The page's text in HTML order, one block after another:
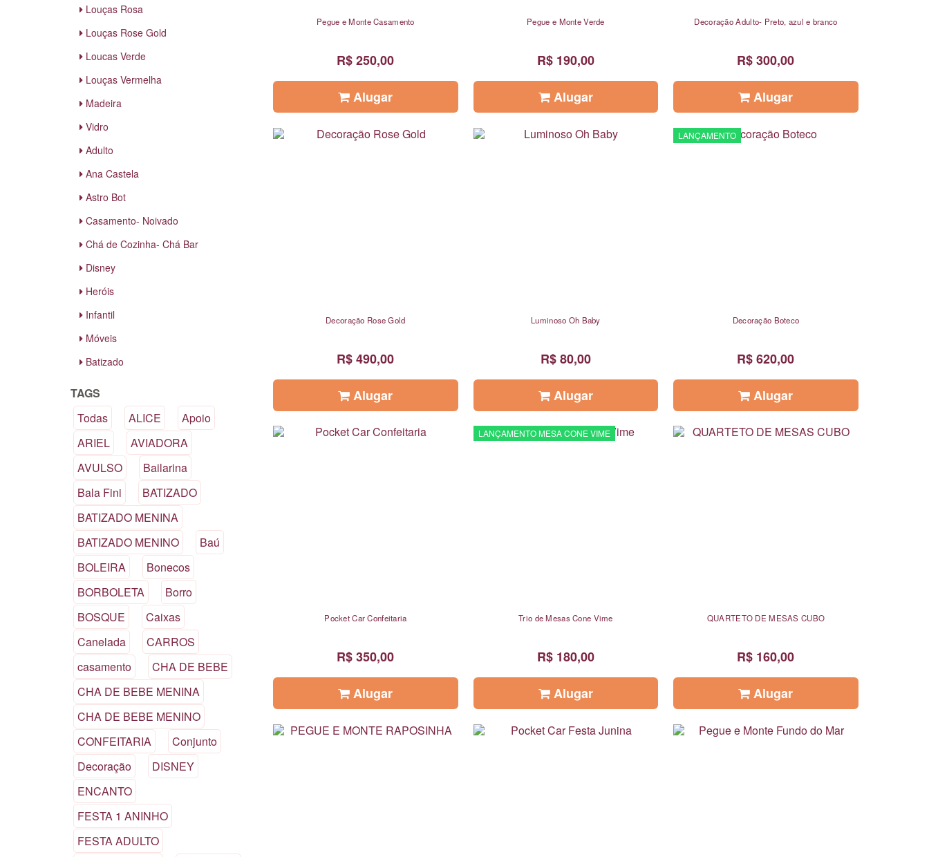
Louças Rosa
Louças Rose Gold
Loucas Verde
Louças Vermelha
Madeira
Vidro
Adulto
Ana Castela
Astro Bot
Casamento- Noivado
Chá de Cozinha- Chá Bar
Disney
Heróis
Infantil
Móveis
Batizado
TAGS
Todas
ALICE
Apoio
ARIEL
AVIADORA
AVULSO
Bailarina
Bala Fini
BATIZADO
BATIZADO MENINA
BATIZADO MENINO
Baú
BOLEIRA
Bonecos
BORBOLETA
Borro
BOSQUE
Caixas
Canelada
CARROS
casamento
CHA DE BEBE
CHA DE BEBE MENINA
CHA DE BEBE MENINO
CONFEITARIA
Conjunto
Decoração
DISNEY
ENCANTO
FESTA 1 ANINHO
FESTA ADULTO
Pegue e Monte Casamento
R$ 250,00
Alugar
Pegue e Monte Verde
R$ 190,00
Alugar
Decoração Adulto- Preto, azul e branco
R$ 300,00
Alugar
Decoração Rose Gold
R$ 490,00
Alugar
Luminoso Oh Baby
R$ 80,00
Alugar
LANÇAMENTO
Decoração Boteco
R$ 620,00
Alugar
Pocket Car Confeitaria
R$ 350,00
Alugar
LANÇAMENTO MESA CONE VIME
Trio de Mesas Cone Vime
R$ 180,00
Alugar
QUARTETO DE MESAS CUBO
R$ 160,00
Alugar